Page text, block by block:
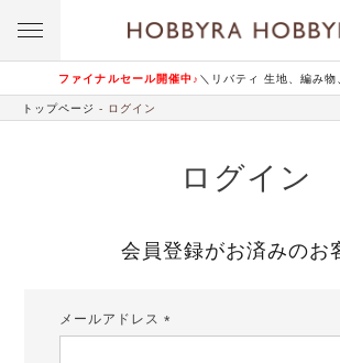
ファイナルセール開催中♪ ＼リバティ 生地、編み物
トップページ ログイン
ログイン
会員登録がお済みのお
メールアドレス